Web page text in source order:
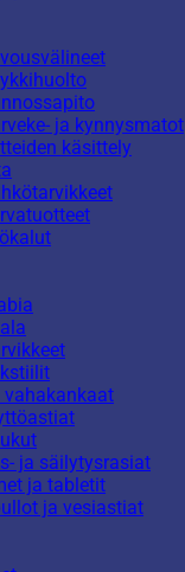
ja kynnysmatot
käsittely
vahakankaat
ja säilytysrasiat
ja tabletit
ja vesiastiat